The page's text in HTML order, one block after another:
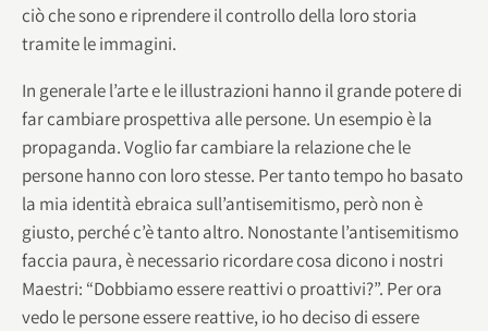
ciò che sono e riprendere il controllo della loro storia
tramite le immagini.
In generale l’arte e le illustrazioni hanno il grande potere di
far cambiare prospettiva alle persone. Un esempio è la
propaganda. Voglio far cambiare la relazione che le
persone hanno con loro stesse. Per tanto tempo ho basato
la mia identità ebraica sull’antisemitismo, però non è
giusto, perché c’è tanto altro. Nonostante l’antisemitismo
faccia paura, è necessario ricordare cosa dicono i nostri
Maestri: “Dobbiamo essere reattivi o proattivi?”. Per ora
vedo le persone essere reattive, io ho deciso di essere